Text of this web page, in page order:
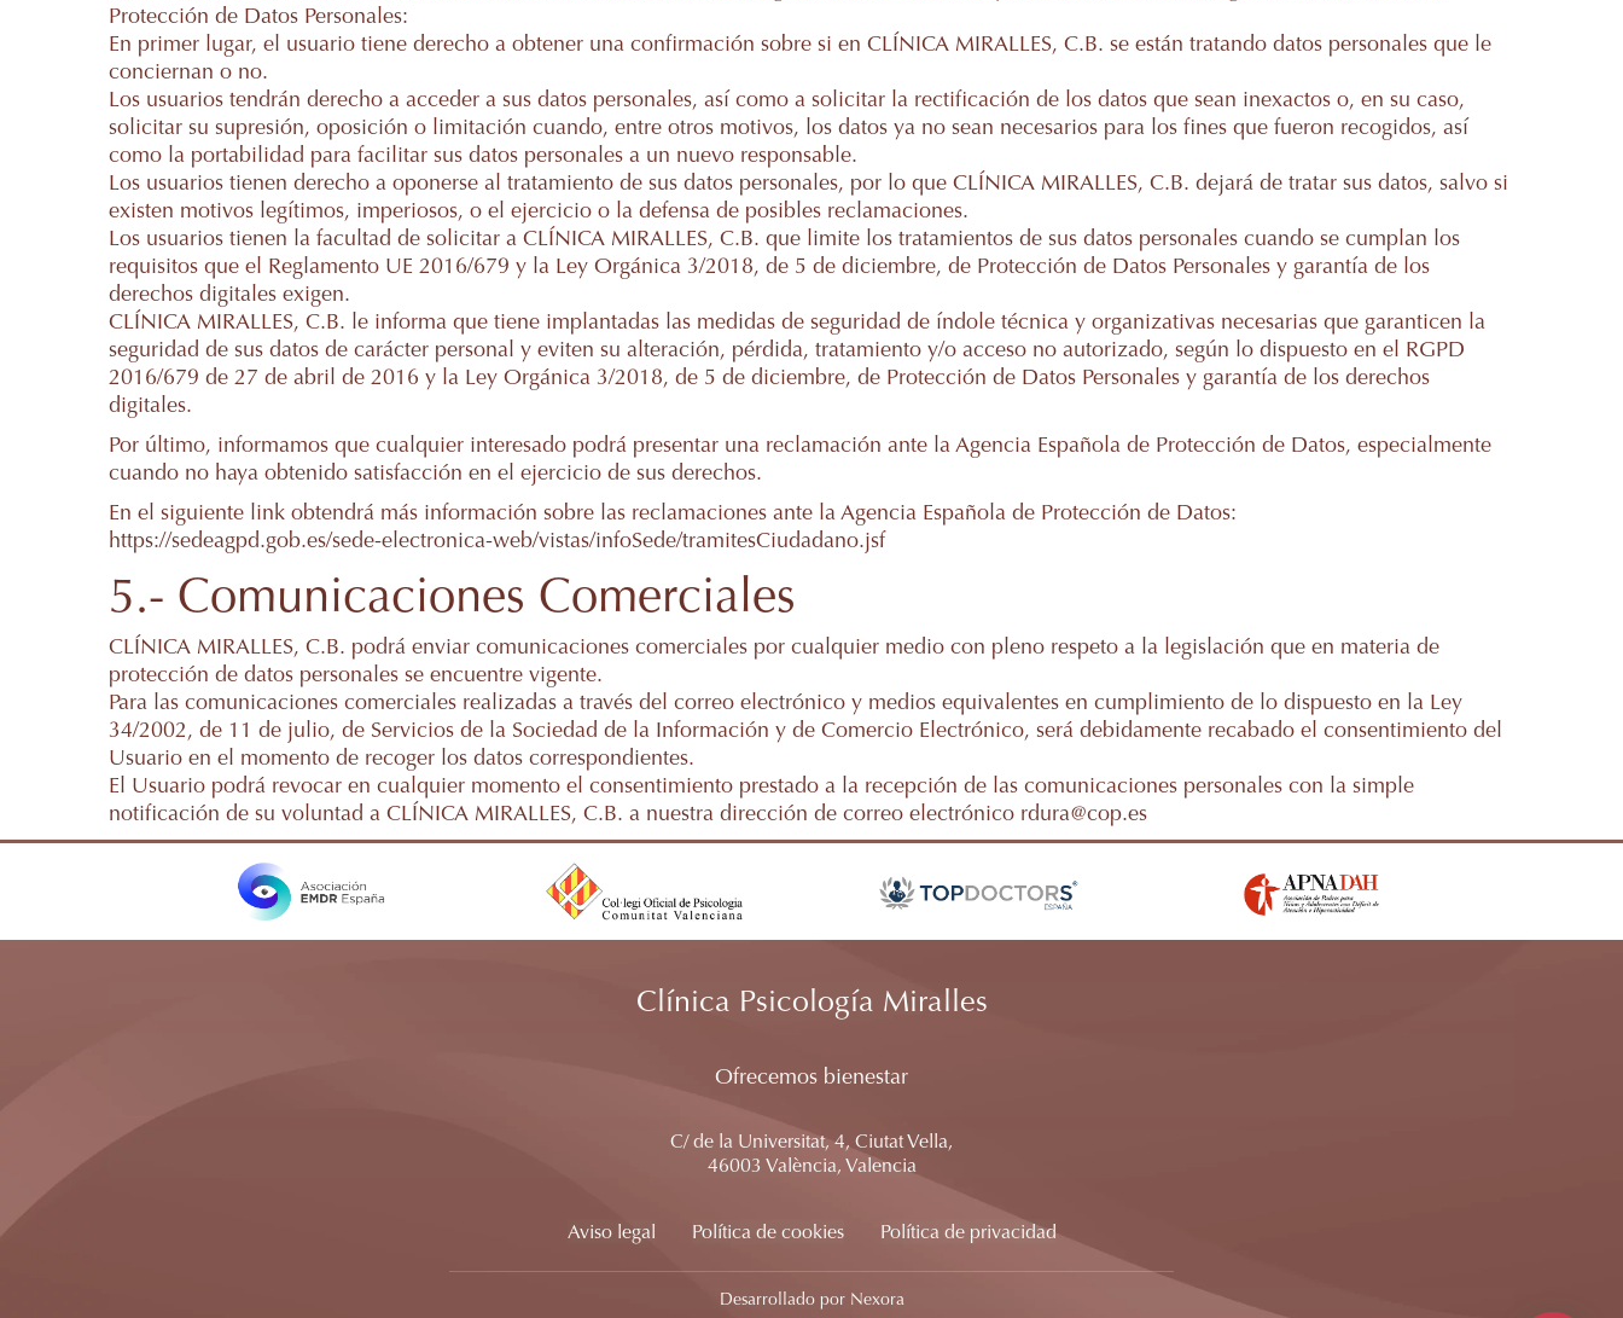
Protección de Datos Personales:
En primer lugar, el usuario tiene derecho a obtener una confirmación sobre si en CLÍNICA MIRALLES, C.B. se están tratando datos personales que le
conciernan o no.
Los usuarios tendrán derecho a acceder a sus datos personales, así como a solicitar la rectificación de los datos que sean inexactos o, en su caso,
solicitar su supresión, oposición o limitación cuando, entre otros motivos, los datos ya no sean necesarios para los fines que fueron recogidos, así
como la portabilidad para facilitar sus datos personales a un nuevo responsable.
Los usuarios tienen derecho a oponerse al tratamiento de sus datos personales, por lo que CLÍNICA MIRALLES, C.B. dejará de tratar sus datos, salvo si
existen motivos legítimos, imperiosos, o el ejercicio o la defensa de posibles reclamaciones.
Los usuarios tienen la facultad de solicitar a CLÍNICA MIRALLES, C.B. que limite los tratamientos de sus datos personales cuando se cumplan los
requisitos que el Reglamento UE 2016/679 y la Ley Orgánica 3/2018, de 5 de diciembre, de Protección de Datos Personales y garantía de los
derechos digitales exigen.
CLÍNICA MIRALLES, C.B. le informa que tiene implantadas las medidas de seguridad de índole técnica y organizativas necesarias que garanticen la
seguridad de sus datos de carácter personal y eviten su alteración, pérdida, tratamiento y/o acceso no autorizado, según lo dispuesto en el RGPD
2016/679 de 27 de abril de 2016 y la Ley Orgánica 3/2018, de 5 de diciembre, de Protección de Datos Personales y garantía de los derechos
digitales.
Por último, informamos que cualquier interesado podrá presentar una reclamación ante la Agencia Española de Protección de Datos, especialmente
cuando no haya obtenido satisfacción en el ejercicio de sus derechos.
En el siguiente link obtendrá más información sobre las reclamaciones ante la Agencia Española de Protección de Datos:
https://sedeagpd.gob.es/sede-electronica-web/vistas/infoSede/tramitesCiudadano.jsf
5.- Comunicaciones Comerciales
CLÍNICA MIRALLES, C.B. podrá enviar comunicaciones comerciales por cualquier medio con pleno respeto a la legislación que en materia de
protección de datos personales se encuentre vigente.
Para las comunicaciones comerciales realizadas a través del correo electrónico y medios equivalentes en cumplimiento de lo dispuesto en la Ley
34/2002, de 11 de julio, de Servicios de la Sociedad de la Información y de Comercio Electrónico, será debidamente recabado el consentimiento del
Usuario en el momento de recoger los datos correspondientes.
El Usuario podrá revocar en cualquier momento el consentimiento prestado a la recepción de las comunicaciones personales con la simple
notificación de su voluntad a CLÍNICA MIRALLES, C.B. a nuestra dirección de correo electrónico rdura@cop.es
Clínica Psicología Miralles
Ofrecemos bienestar
C/ de la Universitat, 4, Ciutat Vella,
46003 València, Valencia
Aviso legal Política de cookies Política de privacidad
Desarrollado por Nexora